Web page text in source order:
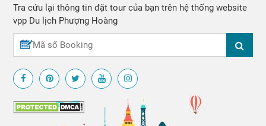
Tra cứu lại thông tin đặt tour của bạn trên hệ thống website
vpp Du lịch Phượng Hoàng